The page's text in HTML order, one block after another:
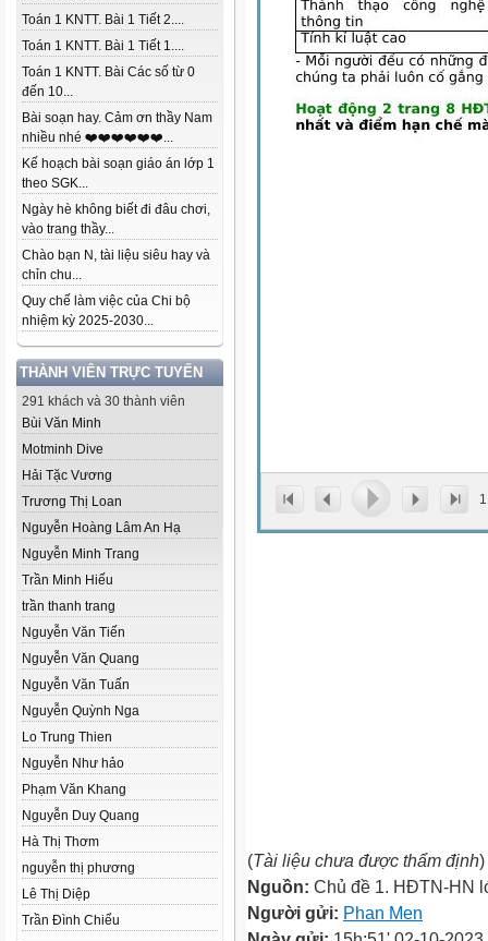
Toán 1 KNTT. Bài 1 Tiết 2....
Toán 1 KNTT. Bài 1 Tiết 1....
Toán 1 KNTT. Bài Các số từ 0
đến 10...
Bài soạn hay. Cảm ơn thầy Nam
nhiều nhé ❤️❤️❤️❤️❤️❤️...
Kế hoạch bài soạn giáo án lớp 1
theo SGK...
Ngày hè không biết đi đâu chơi,
vào trang thầy...
Chào bạn N, tài liệu siêu hay và
chỉn chu...
Quy chế làm việc của Chi bộ
nhiệm kỳ 2025-2030...
THÀNH VIÊN TRỰC TUYẾN
291 khách và 30 thành viên
Bùi Văn Minh
Motminh Dive
Hải Tặc Vương
Trương Thị Loan
Nguyễn Hoàng Lâm An Hạ
Nguyễn Minh Trang
Trần Minh Hiếu
trần thanh trang
Nguyễn Văn Tiến
Nguyễn Văn Quang
Nguyễn Văn Tuấn
Nguyễn Quỳnh Nga
Lo Trung Thien
Nguyễn Như hảo
Phạm Văn Khang
Nguyễn Duy Quang
Hà Thị Thơm
nguyễn thị phương
Lê Thị Diệp
Trần Đình Chiểu
1
(Tài liệu chưa được thẩm định)
Nguồn: Chủ đề 1. HĐTN-HN
Người gửi: Phan Men